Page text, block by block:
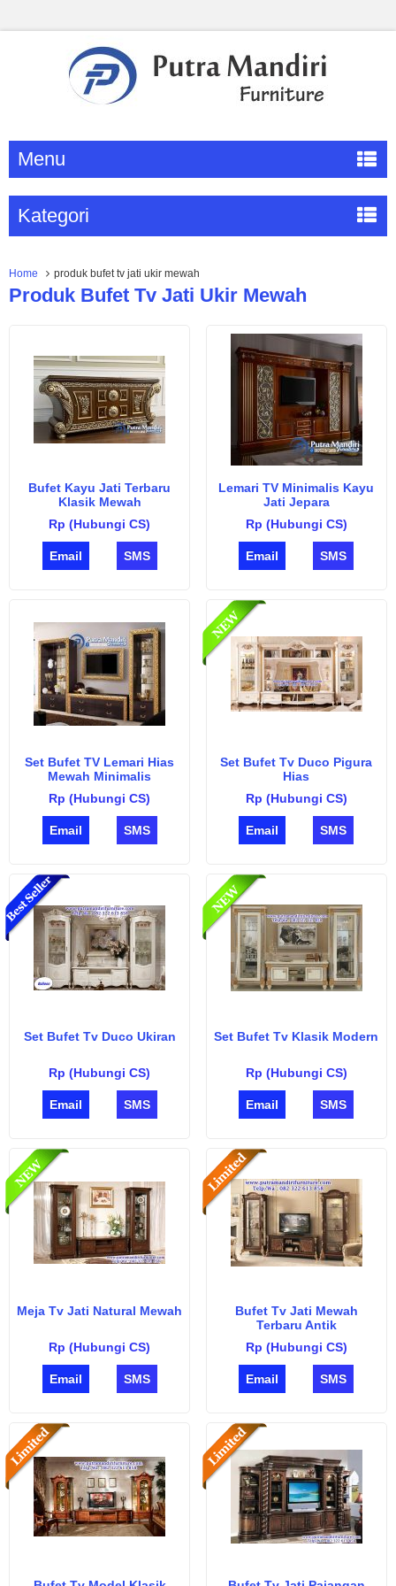
Menu
Kategori
Home produk bufet tv jati ukir mewah
Produk Bufet Tv Jati Ukir Mewah
Bufet Kayu Jati Terbaru
Klasik Mewah
Rp (Hubungi CS)
Email SMS
Lemari TV Minimalis Kayu
Jati Jepara
Rp (Hubungi CS)
Email SMS
Set Bufet TV Lemari Hias
Mewah Minimalis
Rp (Hubungi CS)
Email SMS
Set Bufet Tv Duco Pigura
Hias
Rp (Hubungi CS)
Email SMS
Set Bufet Tv Duco Ukiran
Rp (Hubungi CS)
Email SMS
Set Bufet Tv Klasik Modern
Rp (Hubungi CS)
Email SMS
Meja Tv Jati Natural Mewah
Rp (Hubungi CS)
Email SMS
Bufet Tv Jati Mewah
Terbaru Antik
Rp (Hubungi CS)
Email SMS